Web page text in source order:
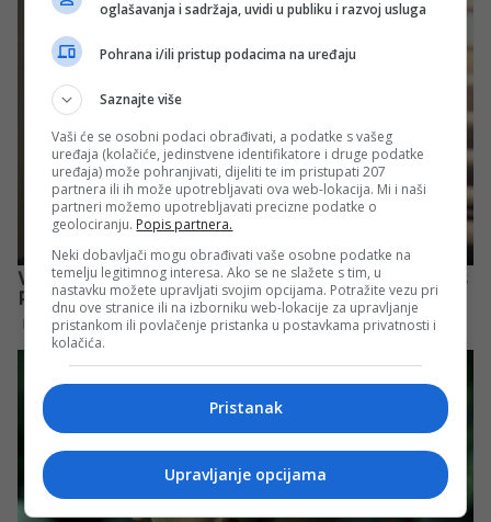
oglašavanja i sadržaja, uvidi u publiku i razvoj usluga
Pohrana i/ili pristup podacima na uređaju
Saznajte više
Vaši će se osobni podaci obrađivati, a podatke s vašeg
uređaja (kolačiće, jedinstvene identifikatore i druge podatke
uređaja) može pohranjivati, dijeliti te im pristupati 207
partnera ili ih može upotrebljavati ova web-lokacija. Mi i naši
partneri možemo upotrebljavati precizne podatke o
geolociranju. Popis partnera.
Neki dobavljači mogu obrađivati vaše osobne podatke na
temelju legitimnog interesa. Ako se ne slažete s tim, u
nastavku možete upravljati svojim opcijama. Potražite vezu pri
dnu ove stranice ili na izborniku web-lokacije za upravljanje
pristankom ili povlačenje pristanka u postavkama privatnosti i
kolačića.
Pristanak
Upravljanje opcijama